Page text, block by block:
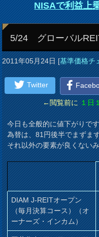
NISAで利益上
5/24 グローバル
2011年05月24日[基準価格チ
Twitter
←閲覧前に １日
今日も全般的に値下がりで
為替は、81円後半でまずま
それ以外の要素が良くない
DIAM J-REITオープン
（毎月決算コース）（オ
ーナーズ・インカム）